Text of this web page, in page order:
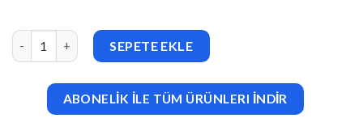
Image Swap for elementor v1.0 adet
SEPETE EKLE
ABONELİK İLE TÜM ÜRÜNLERI İNDİR